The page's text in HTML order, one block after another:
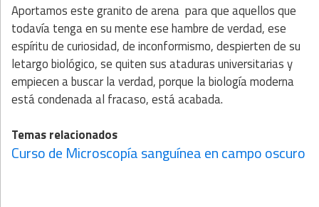
Aportamos este granito de arena para que aquellos que
todavía tenga en su mente ese hambre de verdad, ese
espíritu de curiosidad, de inconformismo, despierten de su
letargo biológico, se quiten sus ataduras universitarias y
empiecen a buscar la verdad, porque la biología moderna
está condenada al fracaso, está acabada.
Temas relacionados
Curso de Microscopía sanguínea en campo oscuro